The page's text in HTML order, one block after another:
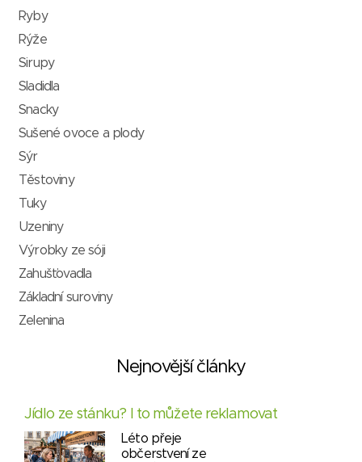
Ryby
Rýže
Sirupy
Sladidla
Snacky
Sušené ovoce a plody
Sýr
Těstoviny
Tuky
Uzeniny
Výrobky ze sóji
Zahušťovadla
Základní suroviny
Zelenina
Nejnovější články
Jídlo ze stánku? I to můžete reklamovat
Léto přeje
občerstvení ze